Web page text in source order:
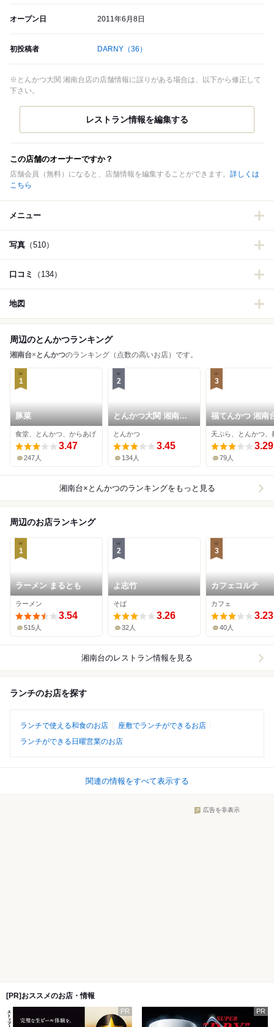
オープン日 2011年6月8日
初投稿者 DARNY （36）
※とんかつ大関 湘南台店の店舗情報に誤りがある場合は、以下から修正して
下さい。
この店舗のオーナーですか？
店舗会員（無料）になると、店舗情報を編集することができます。 詳しくは
こちら
メニュー
写真 （510）
口コミ （134）
地図
周辺のとんかつランキング
湘南台× とんかつのランキング（点数の高いお店）です。
1
豚菜
食堂、とんかつ、からあげ
3.47
247人
2
とんかつ大関 湘南台
店
とんかつ
3.45
134人
3
福てんかつ 湘南
前店
天ぷら、とんかつ、
3.29
79人
湘南台×とんかつのランキングをもっと見る
周辺のお店ランキング
1
ラーメン まるとも
ラーメン
3.54
515人
2
よ志竹
そば
3.26
32人
3
カフェコルテ
カフェ
3.23
40人
湘南台のレストラン情報を見る
ランチのお店を探す
ランチで使える和食のお店
座敷でランチができるお店
ランチができる日曜営業のお店
関連の情報をすべて表示する
広告を非表示
[PR]おススメのお店・情報
PR PR